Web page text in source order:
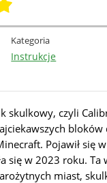
Kategoria
Instrukcje
skulkowy, czyli
Pojawił się
się w 2023 roku. Ta
miast,